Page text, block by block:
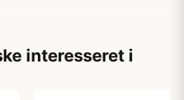
interesseret i